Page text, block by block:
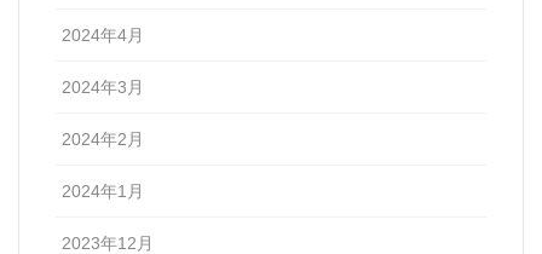
2024年4月
2024年3月
2024年2月
2024年1月
2023年12月